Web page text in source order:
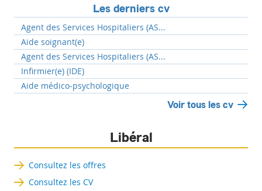
Les derniers cv
Agent des Services Hospitaliers (AS...
Aide soignant(e)
Agent des Services Hospitaliers (AS...
Infirmier(e) (IDE)
Aide médico-psychologique
Voir tous les cv
Libéral
Consultez les offres
Consultez les CV